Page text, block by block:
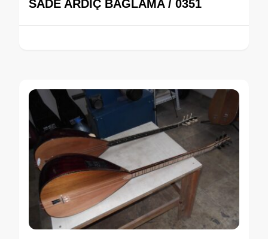
SADE ARDIÇ BAĞLAMA / 0351